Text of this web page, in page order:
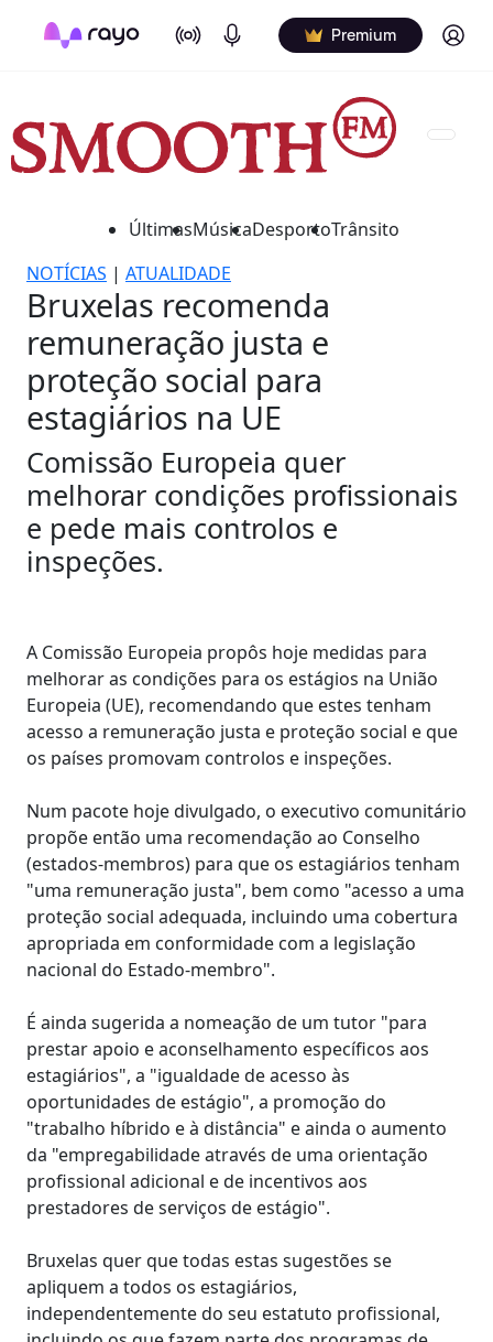
On Air Podcasts Premium Log in
ÚltimasMúsicaDesportoTrânsito
NOTÍCIAS | ATUALIDADE
Bruxelas recomenda
remuneração justa e
proteção social para
estagiários na UE
Comissão Europeia quer
melhorar condições profissionais
e pede mais controlos e
inspeções.
A Comissão Europeia propôs hoje medidas para
melhorar as condições para os estágios na União
Europeia (UE), recomendando que estes tenham
acesso a remuneração justa e proteção social e que
os países promovam controlos e inspeções.
Num pacote hoje divulgado, o executivo comunitário
propõe então uma recomendação ao Conselho
(estados-membros) para que os estagiários tenham
"uma remuneração justa", bem como "acesso a uma
proteção social adequada, incluindo uma cobertura
apropriada em conformidade com a legislação
nacional do Estado-membro".
É ainda sugerida a nomeação de um tutor "para
prestar apoio e aconselhamento específicos aos
estagiários", a "igualdade de acesso às
oportunidades de estágio", a promoção do
"trabalho híbrido e à distância" e ainda o aumento
da "empregabilidade através de uma orientação
profissional adicional e de incentivos aos
prestadores de serviços de estágio".
Bruxelas quer que todas estas sugestões se
apliquem a todos os estagiários,
independentemente do seu estatuto profissional,